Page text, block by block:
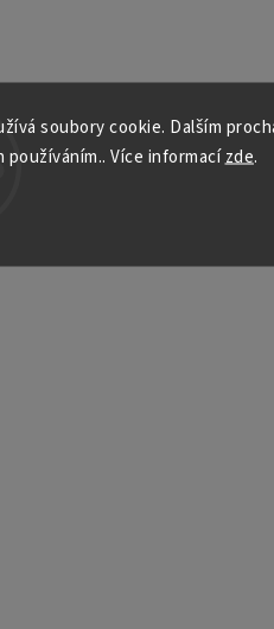
soubory cookie. Dalším
používáním.. Více informacízde.